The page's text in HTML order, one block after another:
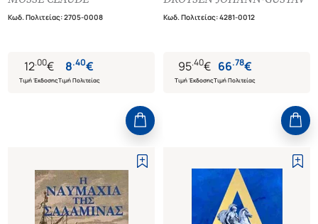
Κωδ. Πολιτείας:2705-0008
12.00€
Τιμή Έκδοσης
8.40€
Τιμή Πολιτείας
Κωδ. Πολιτείας:4281-0012
95.40€
Τιμή Έκδοσης
66.78€
Τιμή Πολιτείας